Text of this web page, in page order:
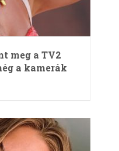
meg a TV2
a kamerák